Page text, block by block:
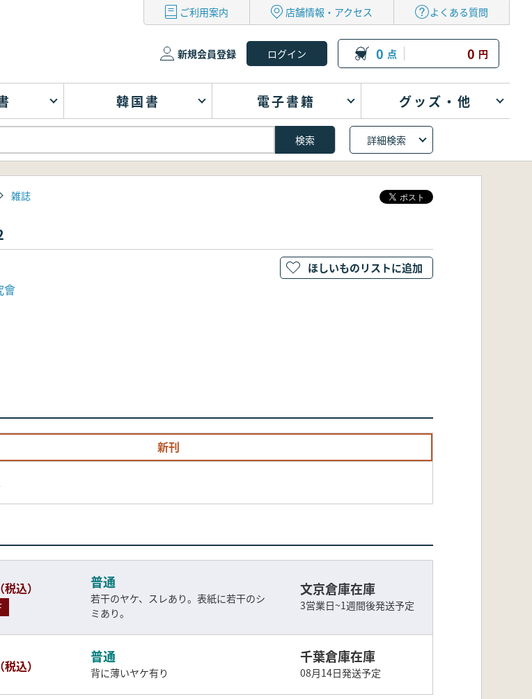
ご利用案内 店舗情報・アクセス よくある質問
新規会員登録 0 点 0 円
韓国書 電子書籍 グッズ・他
詳細検索
雑誌
會
新刊
（税込）
普通
若干のヤケ、スレあり。表紙に若干のシ
ミあり。
文京倉庫在庫
3営業日~1週間後発送予定
（税込）
普通
背に薄いヤケ有り
千葉倉庫在庫
08月14日発送予定
ほしいものリストに追加